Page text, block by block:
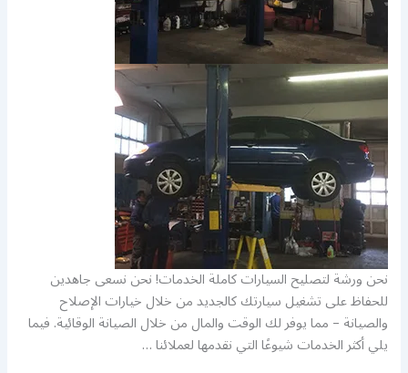
نحن ورشة لتصليح السيارات كاملة الخدمات! نحن نسعى جاهدين
للحفاظ على تشغيل سيارتك كالجديد من خلال خيارات الإصلاح
والصيانة – مما يوفر لك الوقت والمال من خلال الصيانة الوقائية. فيما
يلي أكثر الخدمات شيوعًا التي نقدمها لعملائنا …